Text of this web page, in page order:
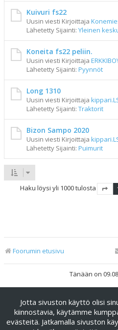
Kuivuri fs22
Uusin viesti Kirjoittaja
Lähetetty Sijainti: Yleinen
Koneita fs22 peliin.
Uusin viesti Kirjoittaja
Lähetetty Sijainti: Pyynnöt
Long 1310
Uusin viesti Kirjoittaja
Lähetetty Sijainti: Traktorit
Bizon Sampo 2020
Uusin viesti Kirjoittaja
Lähetetty Sijainti: Puimurit
Haku löysi yli 1000 tulosta
Foorumin etusivu
Tänään on
phpBB
Käännös: phpBB Suomi
phpBB Metro Theme by
Jotta sivuston käyttö olisi
kiinnostavia, käytämme
evästeitä. Jatkamalla sivuston